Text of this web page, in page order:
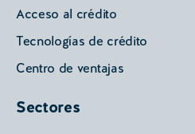
Acceso al crédito
Tecnologías de crédito
Centro de ventajas
Sectores